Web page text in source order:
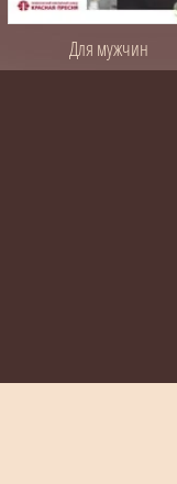
Для мужчин